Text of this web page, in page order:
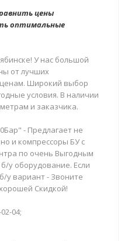
цены
оптимальные
У нас большой
от лучших
Широкий выбор
условия. В наличии
и заказчика.
- Предлагает не
и компрессоры БУ с
по очень Выгодным
у оборудование. Если
у вариант - Звоните
Скидкой!
04;